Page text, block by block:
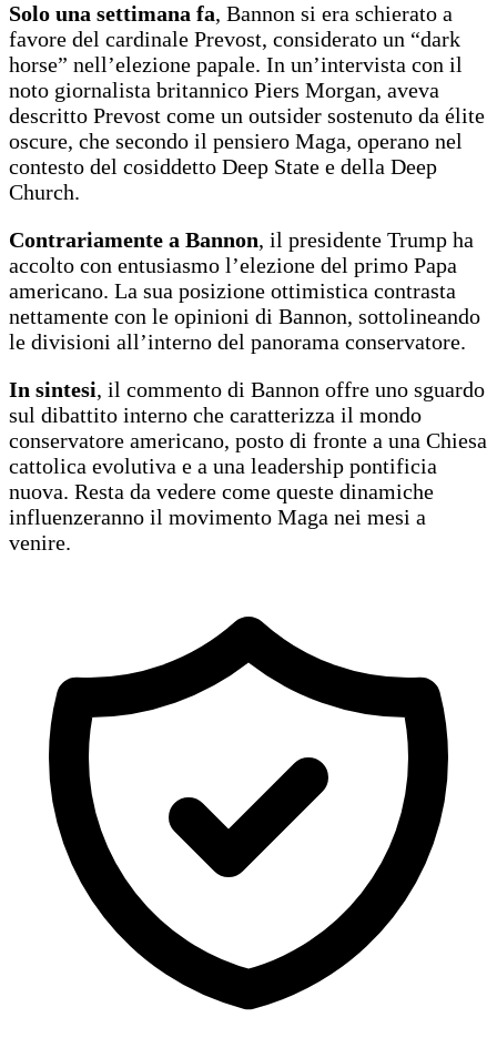
Solo una settimana fa, Bannon si era schierato a
favore del cardinale Prevost, considerato un “dark
horse” nell’elezione papale. In un’intervista con il
noto giornalista britannico Piers Morgan, aveva
descritto Prevost come un outsider sostenuto da élite
oscure, che secondo il pensiero Maga, operano nel
contesto del cosiddetto Deep State e della Deep
Church.
Contrariamente a Bannon, il presidente Trump ha
accolto con entusiasmo l’elezione del primo Papa
americano. La sua posizione ottimistica contrasta
nettamente con le opinioni di Bannon, sottolineando
le divisioni all’interno del panorama conservatore.
In sintesi, il commento di Bannon offre uno sguardo
sul dibattito interno che caratterizza il mondo
conservatore americano, posto di fronte a una Chiesa
cattolica evolutiva e a una leadership pontificia
nuova. Resta da vedere come queste dinamiche
influenzeranno il movimento Maga nei mesi a
venire.